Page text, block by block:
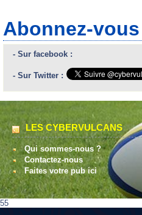
Abonnez-
- Sur facebook :
- Sur Twitter :
LES CYBERVULCANS
Qui sommes-nous ?
Contactez-nous
Faites votre pub ici
55